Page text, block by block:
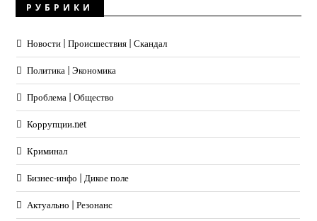
РУБРИКИ
Новости | Происшествия | Скандал
Политика | Экономика
Проблема | Общество
Коррупции.net
Криминал
Бизнес-инфо | Дикое поле
Актуально | Резонанс